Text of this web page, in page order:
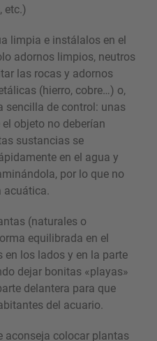
etc.)
limpia e instálalos en el
adornos limpios, neutros
las rocas y adornos
(hierro, cobre…) o,
sencilla de control: unas
objeto no deberían
sustancias se
en el agua y
por lo que no
acuática.
(naturales o
equilibrada en el
en los lados y en la parte
dejar bonitas «playas»
delantera para que
del acuario.
aconseja colocar plantas